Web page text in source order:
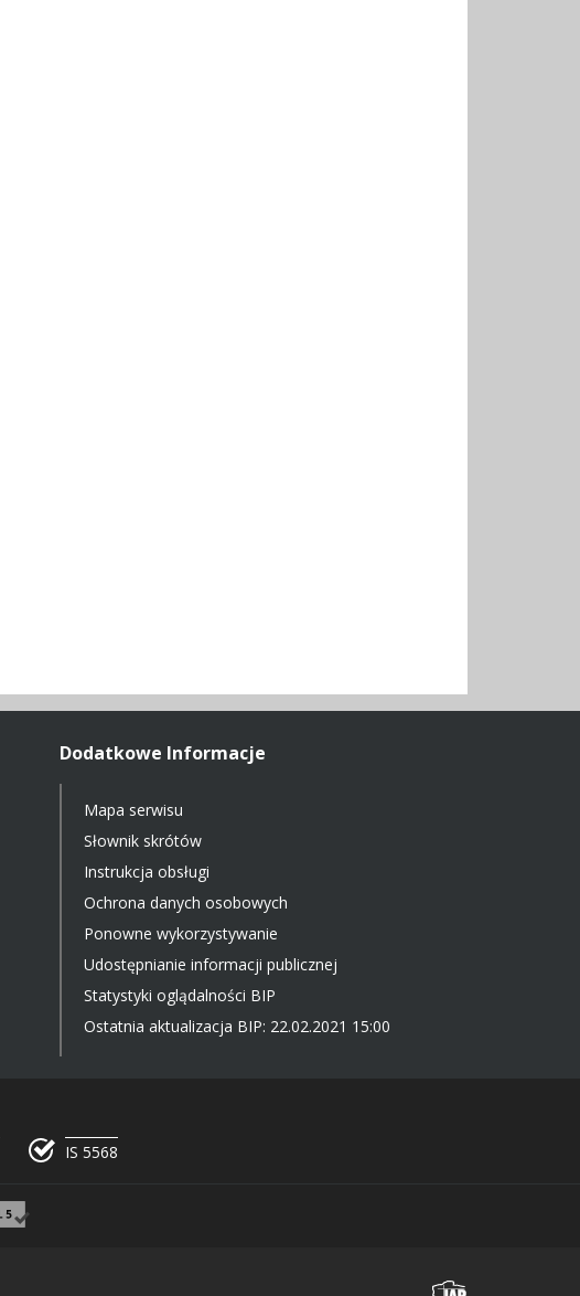
Dodatkowe Informacje
Mapa serwisu
Słownik skrótów
Instrukcja obsługi
Ochrona danych osobowych
Ponowne wykorzystywanie
Udostępnianie informacji publicznej
Statystyki oglądalności BIP
Ostatnia aktualizacja BIP: 22.02.2021 15:00
IS 5568